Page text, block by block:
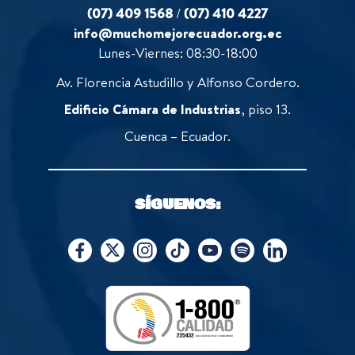
(07) 409 1568 /(07) 410 4227
info@muchomejorecuador.org.ec
Lunes-Viernes: 08:30-18:00
Av. Florencia Astudillo y Alfonso Cordero.
Edificio Cámara de Industrias, piso 13.
Cuenca – Ecuador.
SÍGUENOS: